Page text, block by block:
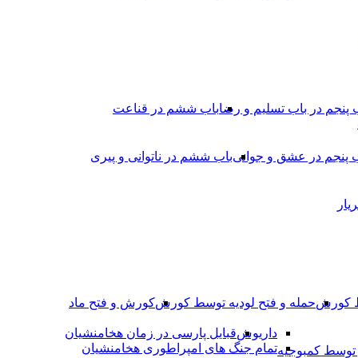
پنجم در باب تسلیم و رضاباب ششم در قناعت
پنجم در عشق و جوانىباب ششم در ناتوانى و پیرى
کورشحمله و فتح لودیه توسط کورشکورش و فتح ماد
کمبوجیه
داریوشقبایل پارسی در زمان هخامنشیان
تمام جنگ های امپراطوری هخامنشیان